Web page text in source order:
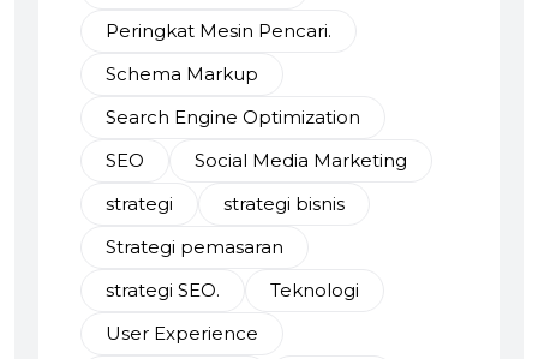
Peringkat Mesin Pencari.
Schema Markup
Search Engine Optimization
SEO
Social Media Marketing
strategi
strategi bisnis
Strategi pemasaran
strategi SEO.
Teknologi
User Experience